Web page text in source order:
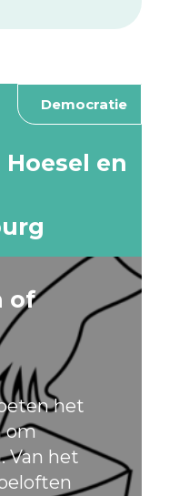
Democratie
en
of
het
om
Van het